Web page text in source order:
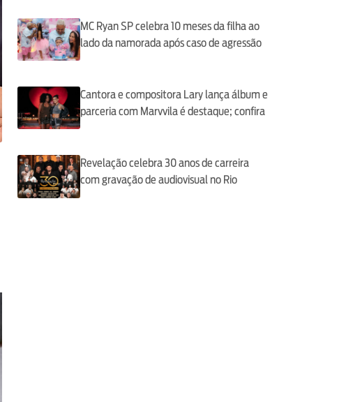
MC Ryan SP celebra 10 meses da filha ao
lado da namorada após caso de agressão
Cantora e compositora Lary lança álbum e
parceria com Marvvila é destaque; confira
Revelação celebra 30 anos de carreira
com gravação de audiovisual no Rio